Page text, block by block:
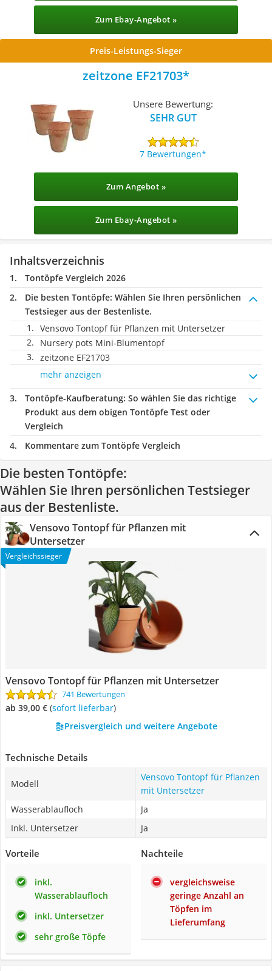
Zum Ebay-Angebot »
Preis-Leistungs-Sieger
zeitzone EF21703
Unsere Bewertung:
SEHR GUT
7 Bewertungen
Zum Angebot »
Zum Ebay-Angebot »
Inhaltsverzeichnis
Tontöpfe Vergleich 2026
Die besten Tontöpfe: Wählen Sie Ihren persönlichen
Testsieger aus der Bestenliste.
Vensovo Tontopf für Pflanzen mit Untersetzer
Nursery pots Mini-Blumentopf
zeitzone EF21703
mehr anzeigen
Tontöpfe-Kaufberatung: So wählen Sie das richtige
Produkt aus dem obigen Tontöpfe Test oder
Vergleich
Kommentare zum Tontöpfe Vergleich
Die besten Tontöpfe:
Wählen Sie Ihren persönlichen Testsieger
aus der Bestenliste.
Vensovo Tontopf für Pflanzen mit
Untersetzer
Vergleichssieger
Vensovo Tontopf für Pflanzen mit Untersetzer
741 Bewertungen
ab 39,00 € ( Sofort lieferbar)
Preisvergleich und weitere Angebote
Technische Details
Modell
Vensovo Tontopf für Pflanzen
mit Untersetzer
Wasserablaufloch
Ja
Inkl. Untersetzer
Ja
Vorteile
inkl.
Wasserablaufloch
inkl. Untersetzer
sehr große Töpfe
Nachteile
vergleichsweise
geringe Anzahl an
Töpfen im
Lieferumfang